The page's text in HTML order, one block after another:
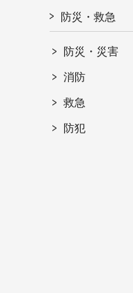
防災・救急
防災・災害
消防
救急
防犯